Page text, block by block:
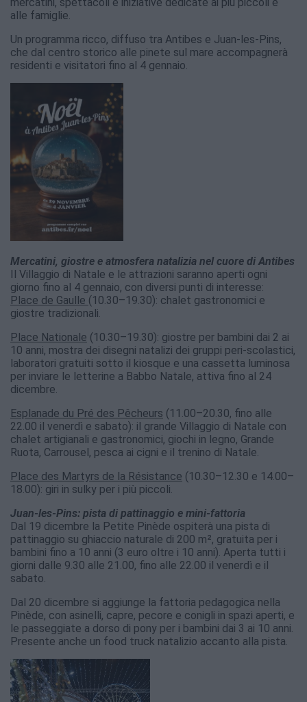
mercatini, spettacoli e iniziative dedicate ai più piccoli e
alle famiglie.
Un programma ricco, diffuso tra Antibes e Juan-les-Pins,
che dal centro storico alle pinete sul mare accompagnerà
residenti e visitatori fino al 4 gennaio.
Mercatini, giostre e atmosfera natalizia nel cuore di Antibes
Il Villaggio di Natale e le attrazioni saranno aperti ogni
giorno fino al 4 gennaio, con diversi punti di interesse:
Place de Gaulle (10.30–19.30): chalet gastronomici e
giostre tradizionali.
Place Nationale (10.30–19.30): giostre per bambini dai 2 ai
10 anni, mostra dei disegni natalizi dei gruppi peri-scolastici,
laboratori gratuiti sotto il kiosque e una cassetta luminosa
per inviare le letterine a Babbo Natale, attiva fino al 24
dicembre.
Esplanade du Pré des Pêcheurs (11.00–20.30, fino alle
22.00 il venerdì e sabato): il grande Villaggio di Natale con
chalet artigianali e gastronomici, giochi in legno, Grande
Ruota, Carrousel, pesca ai cigni e il trenino di Natale.
Place des Martyrs de la Résistance (10.30–12.30 e 14.00–
18.00): giri in sulky per i più piccoli.
Juan-les-Pins: pista di pattinaggio e mini-fattoria
Dal 19 dicembre la Petite Pinède ospiterà una pista di
pattinaggio su ghiaccio naturale di 200 m², gratuita per i
bambini fino a 10 anni (3 euro oltre i 10 anni). Aperta tutti i
giorni dalle 9.30 alle 21.00, fino alle 22.00 il venerdì e il
sabato.
Dal 20 dicembre si aggiunge la fattoria pedagogica nella
Pinède, con asinelli, capre, pecore e conigli in spazi aperti, e
le passeggiate a dorso di pony per i bambini dai 3 ai 10 anni.
Presente anche un food truck natalizio accanto alla pista.